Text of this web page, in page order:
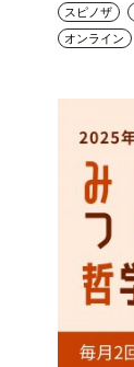
スピノザ
オンライン